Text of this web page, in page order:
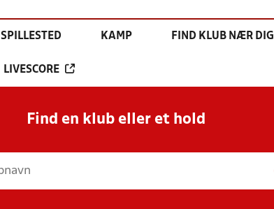
SPILLESTED KAMP FIND KLUB NÆR DIG
LIVESCORE
Find en klub eller et hold